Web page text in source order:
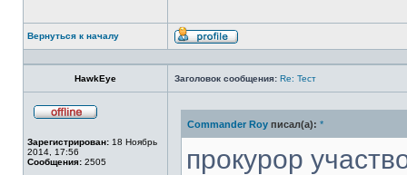
Вернуться к началу
Профиль
HawkEye Заголовок сообщения: Re: Тест
сети
Зарегистрирован: 18 Ноябрь
2014, 17:56
Сообщения: 2505
Commander Roy писал(а): *
прокурор